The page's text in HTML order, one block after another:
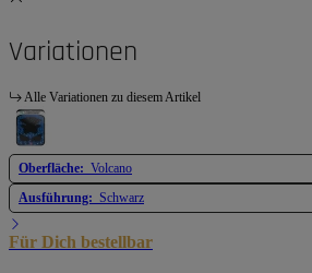
Variationen
Alle Variationen zu diesem Artikel
Oberfläche: Volcano
Ausführung: Schwarz
Für Dich bestellbar